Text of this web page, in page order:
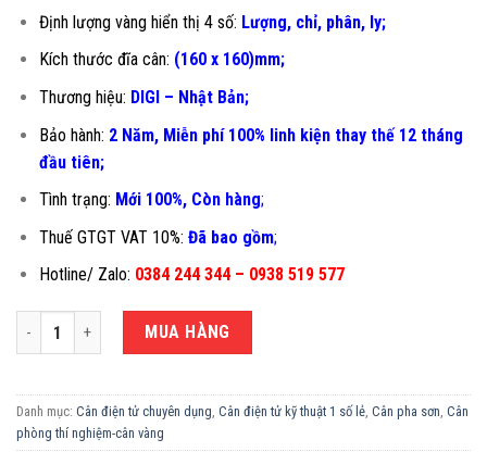
Định lượng vàng hiển thị 4 số: Lượng, chỉ, phân, ly;
Kích thước đĩa cân: (160 x 160)mm;
Thương hiệu: DIGI – Nhật Bản;
Bảo hành: 2 Năm, Miễn phí 100% linh kiện thay thế 12 tháng
đầu tiên;
Tình trạng: Mới 100%, Còn hàng;
Thuế GTGT VAT 10%: Đã bao gồm;
Hotline/ Zalo: 0384 244 344 – 0938 519 577
CÂN KỸ THUẬT 1 SỐ LẺ DIGI DS-3001 số lượng
MUA HÀNG
Danh mục: Cân điện tử chuyên dụng, Cân điện tử kỹ thuật 1 số lẻ, Cân pha sơn, Cân
phòng thí nghiệm-cân vàng